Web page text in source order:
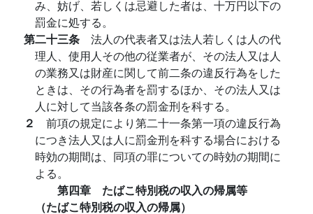
み、妨げ、若しくは忌避した者は、十万円以下の
罰金に処する。
第二十三条 法人の代表者又は法人若しくは人の代
理人、使用人その他の従業者が、その法人又は人
の業務又は財産に関して前二条の違反行為をした
ときは、その行為者を罰するほか、その法人又は
人に対して当該各条の罰金刑を科する。
２ 前項の規定により第二十一条第一項の違反行為
につき法人又は人に罰金刑を科する場合における
時効の期間は、同項の罪についての時効の期間に
よる。
第四章 たばこ特別税の収入の帰属等
（たばこ特別税の収入の帰属）